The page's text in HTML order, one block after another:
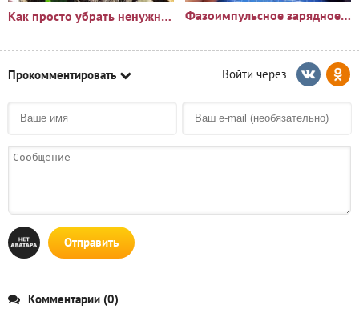
Как просто убрать ненужный пень?🪵 Фазоимпульсное зарядное устройство своими руками
Прокомментировать
Отправить
Комментарии (0)